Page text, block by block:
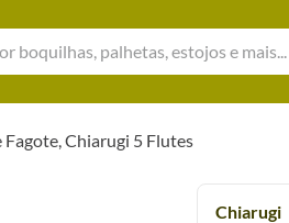
palhetas, estojos e mais...
Chiarugi 5 Flutes
Chiarugi